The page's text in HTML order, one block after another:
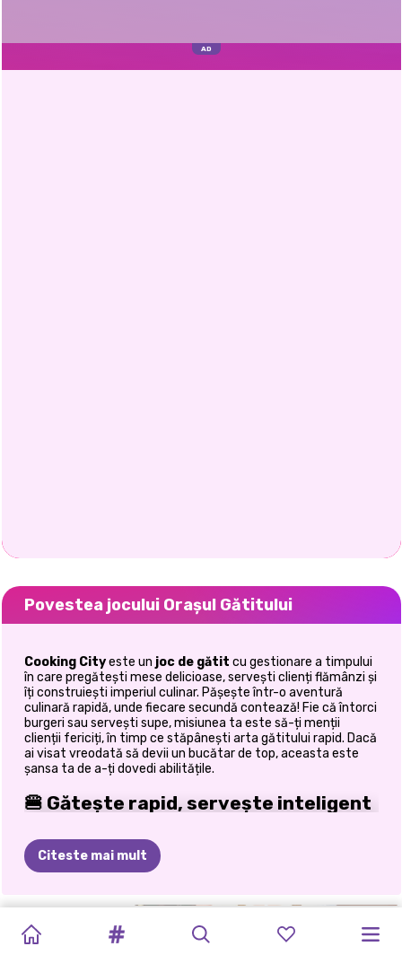
Povestea jocului Orașul Gătitului
Cooking Cityeste un joc de gătit cu gestionare a timpului
în care pregătești mese delicioase, servești clienți flămânzi și
îți construiești imperiul culinar. Pășește într-o aventură
culinară rapidă, unde fiecare secundă contează! Fie că întorci
burgeri sau servești supe, misiunea ta este să-ți menții
clienții fericiți, în timp ce stăpânești arta gătitului rapid. Dacă
ai visat vreodată să devii un bucătar de top, aceasta este
șansa ta de a-ți dovedi abilitățile.
🍔 Gătește rapid, servește inteligent
Bine ați venit la provocarea supremă din bucătărie.
Pregătește o varietate de feluri de mâncare rapid și
Atenție la timpii de gătire pentru a evita arderea
alimentelor
Echilibrează mai multe comenzi simultan
Citeste mai mult
MAGNAT
TORT
PARFUM
CREMĂ
PĂPUȘA
LABUBU
MUKBANG
STREAM:
RETETA
BLACKFOREST
CAKE
POP
ȘEFII